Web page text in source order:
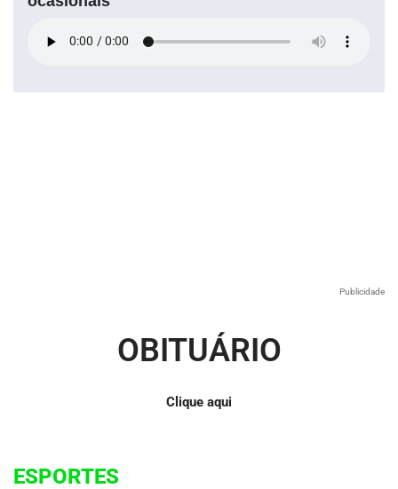
Publicidade
OBITUÁRIO
Clique aqui
ESPORTES